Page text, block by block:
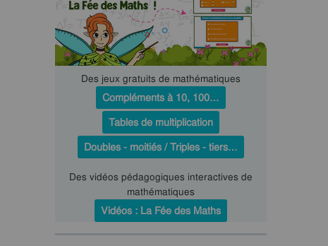
Des jeux gratuits de mathématiques
Compléments à 10, 100…
Tables de multiplication
Doubles - moitiés / Triples - tiers…
Des vidéos pédagogiques interactives de
mathématiques
Vidéos : La Fée des Maths